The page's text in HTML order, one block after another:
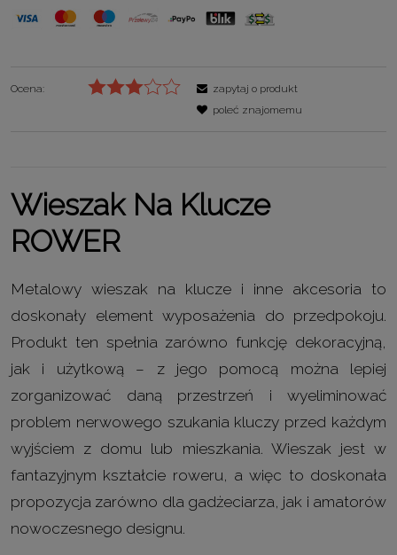
Ocena:
zapytaj o produkt
poleć znajomemu
Wieszak Na Klucze
ROWER
Metalowy wieszak na klucze i inne akcesoria to
doskonały element wyposażenia do przedpokoju.
Produkt ten spełnia zarówno funkcję dekoracyjną,
jak i użytkową – z jego pomocą można lepiej
zorganizować daną przestrzeń i wyeliminować
problem nerwowego szukania kluczy przed każdym
wyjściem z domu lub mieszkania. Wieszak jest w
fantazyjnym kształcie roweru, a więc to doskonała
propozycja zarówno dla gadżeciarza, jak i amatorów
nowoczesnego designu.